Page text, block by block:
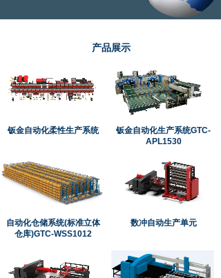
产品展示
钣金自动化柔性生产系统
钣金自动化生产系统GTC-
APL1530
自动化仓储系统(标准立体
仓库)GTC-WSS1012
数冲自动生产单元